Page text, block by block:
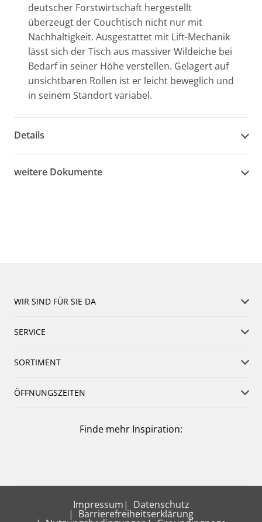
deutscher Forstwirtschaft hergestellt
überzeugt der Couchtisch nicht nur mit
Nachhaltigkeit. Ausgestattet mit Lift-Mechanik
lässt sich der Tisch aus massiver Wildeiche bei
Bedarf in seiner Höhe verstellen. Gelagert auf
unsichtbaren Rollen ist er leicht beweglich und
in seinem Standort variabel.
Details
weitere Dokumente
WIR SIND FÜR SIE DA
SERVICE
SORTIMENT
ÖFFNUNGSZEITEN
Finde mehr Inspiration:
Impressum Datenschutz
Barrierefreiheitserklärung